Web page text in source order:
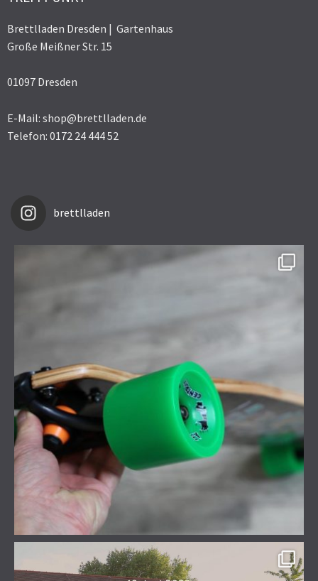
Brettlladen Dresden | Gartenhaus
Große Meißner Str. 15
01097 Dresden
E-Mail: shop@brettlladen.de
Telefon: 0172 24 444 52
brettlladen